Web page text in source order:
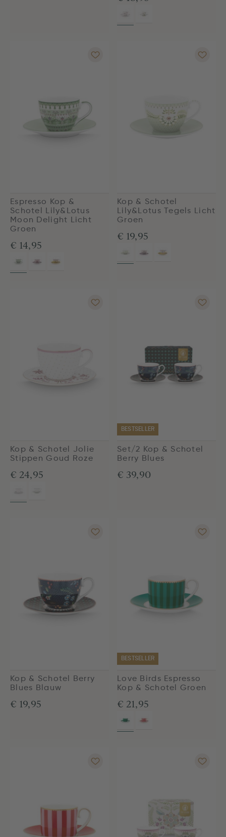
Espresso Kop &
Schotel Lily&Lotus
Moon Delight Licht
Groen
€ 14,95
Kop & Schotel
Lily&Lotus Tegels Licht
Groen
€ 19,95
Kop & Schotel Jolie
Stippen Goud Roze
€ 24,95
BESTSELLER
Set/2 Kop & Schotel
Berry Blues
€ 39,90
Kop & Schotel Berry
Blues Blauw
€ 19,95
BESTSELLER
Love Birds Espresso
Kop & Schotel Groen
€ 21,95